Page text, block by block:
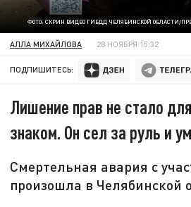
ФОТО: СКРИН ВИДЕО ГИБДД ЧЕЛЯБИНСКОЙ ОБЛАСТИ/
АЛЛА МИХАЙЛОВА 28 НОЯБРЯ 15:32
ПОДПИШИТЕСЬ:
Лишение прав не стало
знаком. Он сел за руль и
Смертельная авария с
произошла в Челябинской